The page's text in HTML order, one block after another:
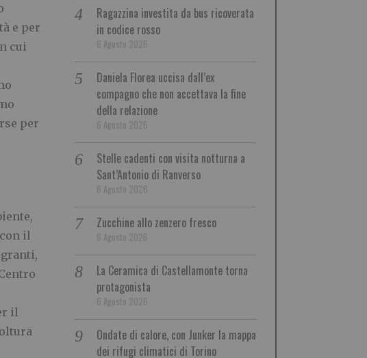
e per
cui
per
il
il
Ragazzina investita da bus ricoverata
in codice rosso
6 Agosto 2026
Daniela Florea uccisa dall’ex
compagno che non accettava la fine
della relazione
6 Agosto 2026
Stelle cadenti con visita notturna a
Sant’Antonio di Ranverso
6 Agosto 2026
Zucchine allo zenzero fresco
6 Agosto 2026
La Ceramica di Castellamonte torna
protagonista
6 Agosto 2026
Ondate di calore, con Junker la mappa
dei rifugi climatici di Torino